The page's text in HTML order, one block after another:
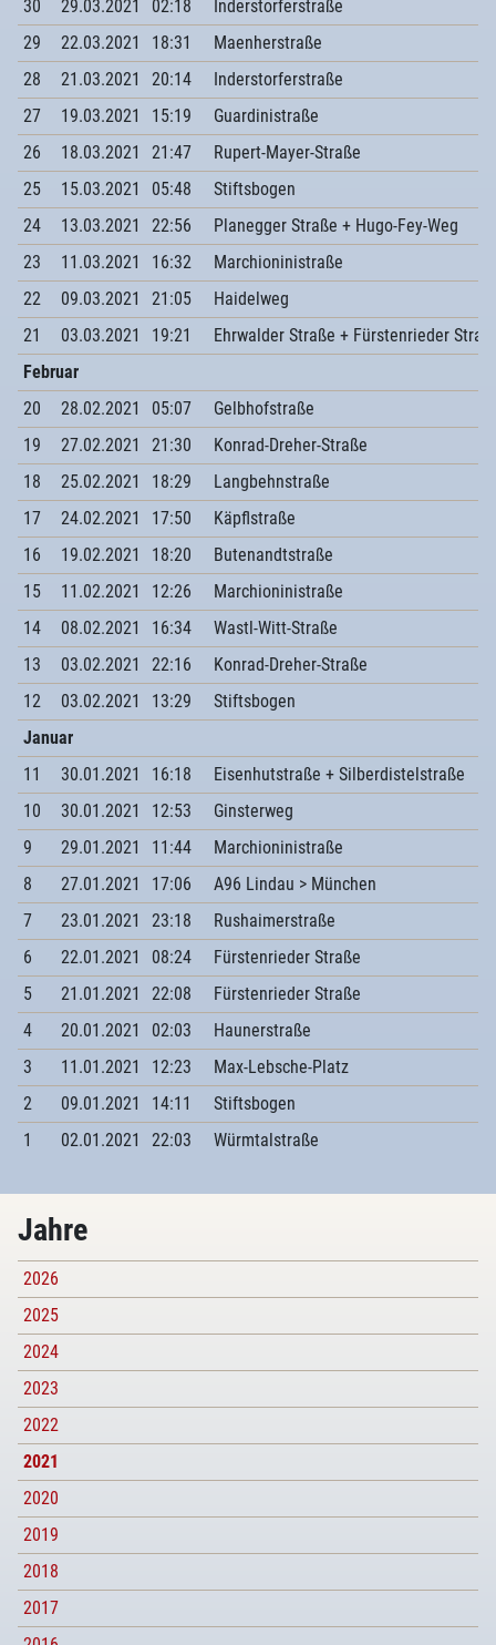
30
29.03.2021 02:18
Inderstorferstraße
29
22.03.2021 18:31
Maenherstraße
28
21.03.2021 20:14
Inderstorferstraße
27
19.03.2021 15:19
Guardinistraße
26
18.03.2021 21:47
Rupert-Mayer-Straße
25
15.03.2021 05:48
Stiftsbogen
24
13.03.2021 22:56
Planegger Straße + Hugo-Fey-Weg
23
11.03.2021 16:32
Marchioninistraße
22
09.03.2021 21:05
Haidelweg
21
03.03.2021 19:21
Ehrwalder Straße + Fürstenrieder
Februar
20
28.02.2021 05:07
Gelbhofstraße
19
27.02.2021 21:30
Konrad-Dreher-Straße
18
25.02.2021 18:29
Langbehnstraße
17
24.02.2021 17:50
Käpflstraße
16
19.02.2021 18:20
Butenandtstraße
15
11.02.2021 12:26
Marchioninistraße
14
08.02.2021 16:34
Wastl-Witt-Straße
13
03.02.2021 22:16
Konrad-Dreher-Straße
12
03.02.2021 13:29
Stiftsbogen
Januar
11
30.01.2021 16:18
Eisenhutstraße + Silberdistelstraße
10
30.01.2021 12:53
Ginsterweg
9
29.01.2021 11:44
Marchioninistraße
8
27.01.2021 17:06
A96 Lindau > München
7
23.01.2021 23:18
Rushaimerstraße
6
22.01.2021 08:24
Fürstenrieder Straße
5
21.01.2021 22:08
Fürstenrieder Straße
4
20.01.2021 02:03
Haunerstraße
3
11.01.2021 12:23
Max-Lebsche-Platz
2
09.01.2021 14:11
Stiftsbogen
1
02.01.2021 22:03 Würmtalstraße
Jahre
2026
2025
2024
2023
2022
2021
2020
2019
2018
2017